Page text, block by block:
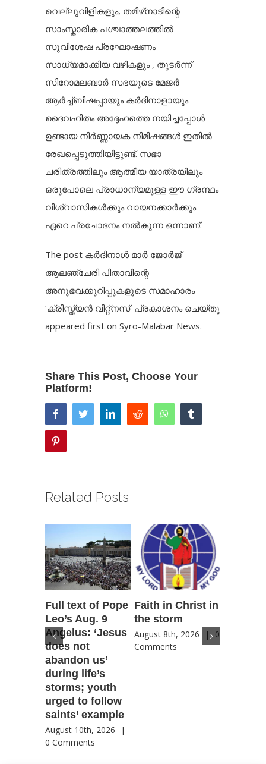
വെല്ലുവിളികളും, തമിഴ്‌നാടിന്റെ
സാംസ്കാരിക പശ്ചാത്തലത്തിൽ
സുവിശേഷ പ്രഘോഷണം
സാധ്യമാക്കിയ വഴികളും , തുടർന്ന്
സിറോമലബാർ സഭയുടെ മേജർ
ആർച്ച്ബിഷപ്പായും കർദിനാളായും
ദൈവഹിതം അദ്ദേഹത്തെ നയിച്ചപ്പോൾ
ഉണ്ടായ നിർണ്ണായക നിമിഷങ്ങൾ ഇതിൽ
രേഖപ്പെടുത്തിയിട്ടുണ്ട്. സഭാ
ചരിത്രത്തിലും ആത്മീയ യാത്രയിലും
ഒരുപോലെ പ്രാധാന്യമുള്ള ഈ ഗ്രന്ഥം
വിശ്വാസികൾക്കും വായനക്കാർക്കും
ഏറെ പ്രചോദനം നൽകുന്ന ഒന്നാണ്.
The post കർദിനാൾ മാർ ജോർജ്
ആലഞ്ചേരി പിതാവിന്റെ
അനുഭവക്കുറിപ്പുകളുടെ സമാഹാരം
‘ക്രിസ്ത്യൻ വിറ്റ്നസ്’ പ്രകാശനം ചെയ്തു
appeared first onSyro-Malabar News.
Share This Post, Choose Your
Platform!
facebooktwitter linkedinreddit whatsapp
Related Posts
Full text of Pope
Leo’s Aug. 9
Angelus: ‘Jesus
does not
abandon us’
during life’s
storms; youth
urged to follow
saints’ example
August 10th, 2026
|
0 Comments
Faith in Christ in
the storm
August 8th, 2026 |
0
Comments